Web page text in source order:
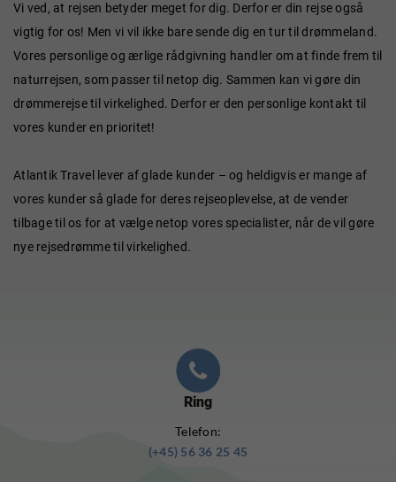
Vi ved, at rejsen betyder meget for dig. Derfor er din rejse også
vigtig for os! Men vi vil ikke bare sende dig en tur til drømmeland.
Vores personlige og ærlige rådgivning handler om at finde frem til
naturrejsen, som passer til netop dig. Sammen kan vi gøre din
drømmerejse til virkelighed. Derfor er den personlige kontakt til
vores kunder en prioritet!
Atlantik Travel lever af glade kunder – og heldigvis er mange af
vores kunder så glade for deres rejseoplevelse, at de vender
tilbage til os for at vælge netop vores specialister, når de vil gøre
nye rejsedrømme til virkelighed.
Ring
Telefon:
(+45) 56 36 25 45